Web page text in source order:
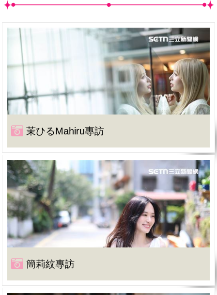
茉ひるMahiru專訪
簡莉紋專訪